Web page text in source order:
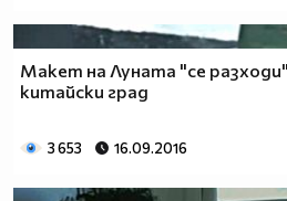
Макет на Луната "се
китайски град
3 653 16.09.2016